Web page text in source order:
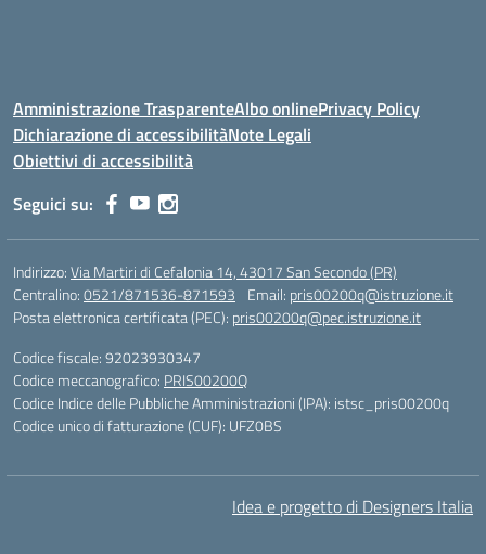
Amministrazione TrasparenteAlbo onlinePrivacy Policy
Dichiarazione di accessibilitàNote Legali
Obiettivi di accessibilità
Seguici su:
Indirizzo:Via Martiri di Cefalonia 14, 43017 San Secondo (PR)
Centralino:0521/871536-871593 Email: pris00200q@istruzione.it
Posta elettronica certificata (PEC): pris00200q@pec.istruzione.it
Codice fiscale: 92023930347
Codice meccanografico: PRIS00200Q
Codice Indice delle Pubbliche Amministrazioni (IPA): istsc_pris00200q
Codice unico di fatturazione (CUF): UFZ0BS
Idea e progetto di Designers Italia